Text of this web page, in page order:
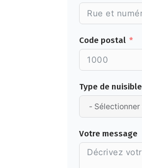
Code postal
Type de nuisible
Votre message